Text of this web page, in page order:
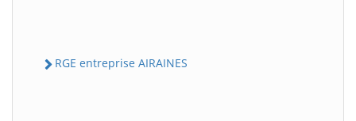
RGE entreprise AIRAINES